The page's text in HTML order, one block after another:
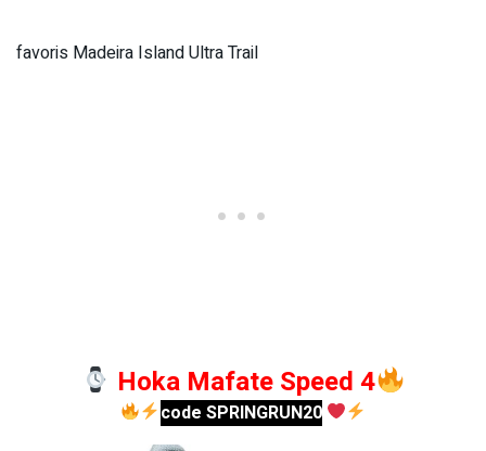
favoris Madeira Island Ultra Trail
Hoka Mafate Speed 4
code SPRINGRUN20